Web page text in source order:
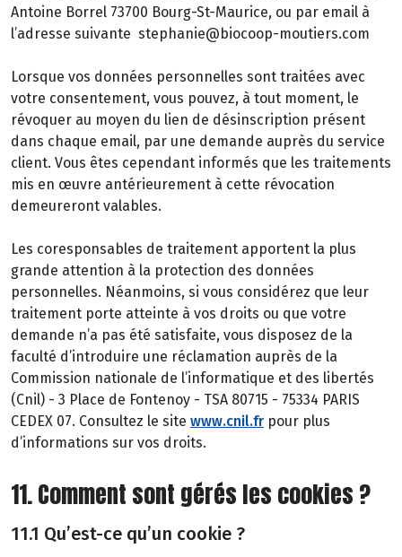
Antoine Borrel 73700 Bourg-St-Maurice, ou par email à
l’adresse suivante stephanie@biocoop-moutiers.com
Lorsque vos données personnelles sont traitées avec
votre consentement, vous pouvez, à tout moment, le
révoquer au moyen du lien de désinscription présent
dans chaque email, par une demande auprès du service
client. Vous êtes cependant informés que les traitements
mis en œuvre antérieurement à cette révocation
demeureront valables.
Les coresponsables de traitement apportent la plus
grande attention à la protection des données
personnelles. Néanmoins, si vous considérez que leur
traitement porte atteinte à vos droits ou que votre
demande n’a pas été satisfaite, vous disposez de la
faculté d’introduire une réclamation auprès de la
Commission nationale de l’informatique et des libertés
(Cnil) - 3 Place de Fontenoy - TSA 80715 - 75334 PARIS
CEDEX 07. Consultez le site www.cnil.fr pour plus
d’informations sur vos droits.
11. Comment sont gérés les cookies ?
11.1 Qu’est-ce qu’un cookie ?